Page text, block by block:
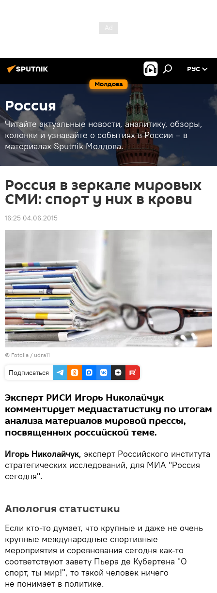
Молдова
РУС
Россия
Читайте актуальные новости, аналитику, обзоры,
колонки и узнавайте о событиях в России – в
материалах Sputnik Молдова.
Россия в зеркале мировых
СМИ: cпорт у них в крови
16:25 04.06.2015
© Fotolia / udra11
Подписаться
Эксперт РИСИ Игорь Николайчук
комментирует медиастатистику по итогам
анализа материалов мировой прессы,
посвященных российской теме.
Игорь Николайчук, эксперт Российского института
стратегических исследований, для МИА "Россия
сегодня".
Апология статистики
Если кто-то думает, что крупные и даже не очень
крупные международные спортивные
мероприятия и соревнования сегодня как-то
соответствуют завету Пьера де Кубертена "О
спорт, ты мир!", то такой человек ничего
не понимает в политике.